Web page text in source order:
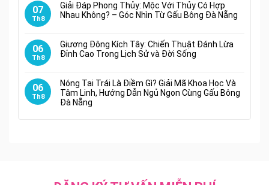
07
Th8
Giải Đáp Phong Thủy: Mộc Với Thủy Có Hợp
Nhau Không? – Góc Nhìn Từ Gấu Bông Đà Nẵng
06
Th8
Giương Đông Kích Tây: Chiến Thuật Đánh Lừa
Đỉnh Cao Trong Lịch Sử và Đời Sống
06
Th8
Nóng Tai Trái Là Điềm Gì? Giải Mã Khoa Học Và
Tâm Linh, Hướng Dẫn Ngủ Ngon Cùng Gấu Bông
Đà Nẵng